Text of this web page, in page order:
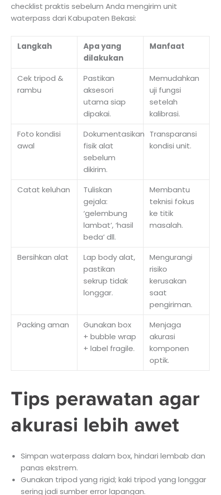
checklist praktis sebelum Anda mengirim unit
waterpass dari Kabupaten Bekasi:
Langkah
Apa yang
dilakukan
Manfaat
Cek tripod &
rambu
Pastikan
aksesori
utama siap
dipakai.
Memudahkan
uji fungsi
setelah
kalibrasi.
Foto kondisi
awal
Dokumentasikan
fisik alat
sebelum
dikirim.
Transparansi
kondisi unit.
Catat keluhan
Tuliskan
gejala:
‘gelembung
lambat’, ‘hasil
beda’ dll.
Membantu
teknisi fokus
ke titik
masalah.
Bersihkan alat
Lap body alat,
pastikan
sekrup tidak
longgar.
Mengurangi
risiko
kerusakan
saat
pengiriman.
Packing aman
Gunakan box
+ bubble wrap
+ label fragile.
Menjaga
akurasi
komponen
optik.
Tips perawatan agar
akurasi lebih awet
Simpan waterpass dalam box, hindari lembab dan
panas ekstrem.
Gunakan tripod yang rigid; kaki tripod yang longgar
sering jadi sumber error lapangan.